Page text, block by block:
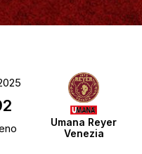
Umana Reyer
Venezia